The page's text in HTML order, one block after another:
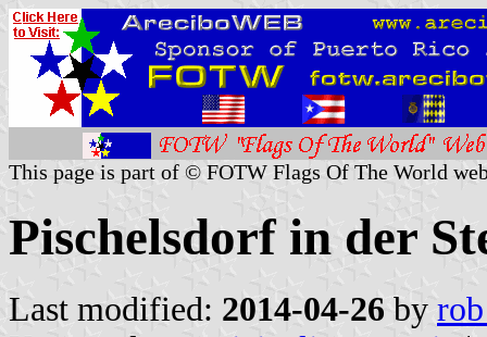
This page is part of © FOTW Flags Of The World
Pischelsdorf in der
Last modified: 2014-04-26 by